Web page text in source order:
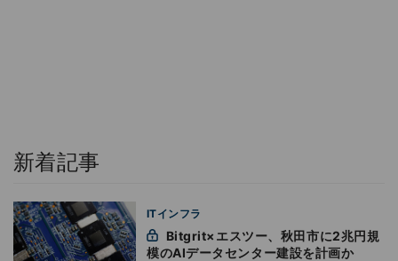
新着記事
ITインフラ
模のAIデータセンター建設を計画か